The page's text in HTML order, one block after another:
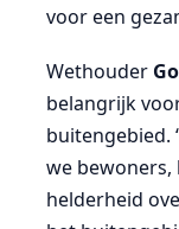
voor een
Wethouder
belangrijk
buitengebied.
we
helderheid